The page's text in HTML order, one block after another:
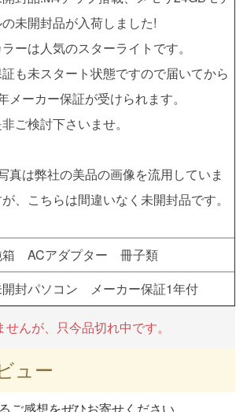
未開封品が入荷しました!
ラーは人気のスターライトです。
も未スタート状態ですので届いてから
メーカー保証が受けられます。
ご検討下さいませ。
真は弊社の美品の画像を流用していま
、こちらは間違いなく未開封品です。
箱 ACアダプター 冊子類
封パソコン メーカー保証1年付
んが、只今品切れ中です。
ュー
ご感想をぜひお寄せください。